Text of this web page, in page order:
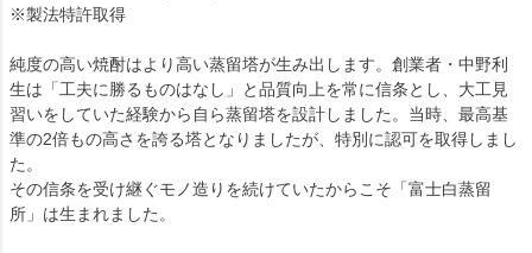
※製法特許取得
純度の高い焼酎はより高い蒸留塔が生み出します。創業者・中野利
生は「工夫に勝るものはなし」と品質向上を常に信条とし、大工見
習いをしていた経験から自ら蒸留塔を設計しました。当時、最高基
準の2倍もの高さを誇る塔となりましたが、特別に認可を取得しまし
た。
その信条を受け継ぐモノ造りを続けていたからこそ「富士白蒸留
所」は生まれました。